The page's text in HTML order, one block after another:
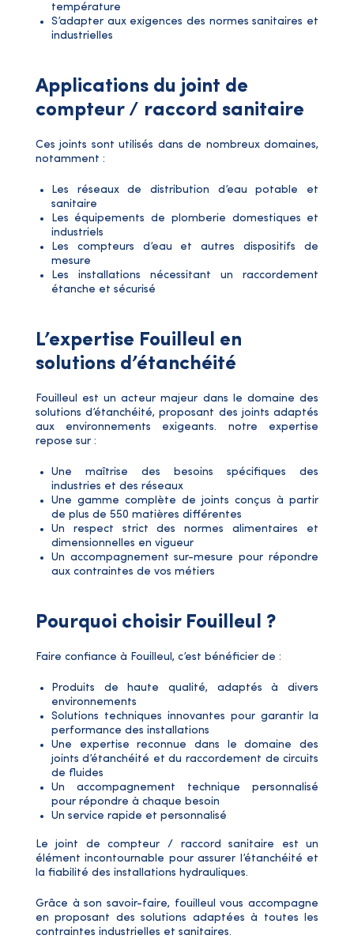
température
S’adapter aux exigences des normes sanitaires et
industrielles
Applications du joint de
compteur / raccord sanitaire
Ces joints sont utilisés dans de nombreux domaines,
notamment :
Les réseaux de distribution d’eau potable et
sanitaire
Les équipements de plomberie domestiques et
industriels
Les compteurs d’eau et autres dispositifs de
mesure
Les installations nécessitant un raccordement
étanche et sécurisé
L’expertise Fouilleul en
solutions d’étanchéité
Fouilleul est un acteur majeur dans le domaine des
solutions d’étanchéité, proposant des joints adaptés
aux environnements exigeants. notre expertise
repose sur :
Une maîtrise des besoins spécifiques des
industries et des réseaux
Une gamme complète de joints conçus à partir
de plus de 550 matières différentes
Un respect strict des normes alimentaires et
dimensionnelles en vigueur
Un accompagnement sur-mesure pour répondre
aux contraintes de vos métiers
Pourquoi choisir Fouilleul ?
Faire confiance à Fouilleul, c’est bénéficier de :
Produits de haute qualité, adaptés à divers
environnements
Solutions techniques innovantes pour garantir la
performance des installations
Une expertise reconnue dans le domaine des
joints d’étanchéité et du raccordement de circuits
de fluides
Un accompagnement technique personnalisé
pour répondre à chaque besoin
Un service rapide et personnalisé
Le joint de compteur / raccord sanitaire est un
élément incontournable pour assurer l’étanchéité et
la fiabilité des installations hydrauliques.
Grâce à son savoir-faire, fouilleul vous accompagne
en proposant des solutions adaptées à toutes les
contraintes industrielles et sanitaires.